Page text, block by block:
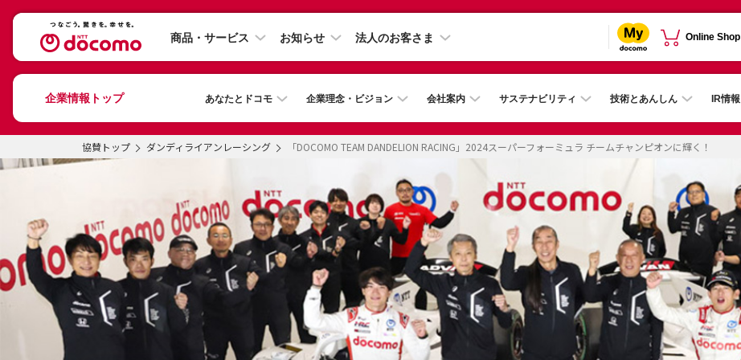
商品・サービス お知らせ 法人のお客さま Online Shop
企業情報トップ あなたとドコモ 企業理念・ビジョン 会社案内 サステナビリティ 技術とあんしん IR情報
協賛トップ ダンディライアンレーシング 「DOCOMO TEAM DANDELION RACING」2024スーパーフォーミュラ チームチャンピオンに輝く！